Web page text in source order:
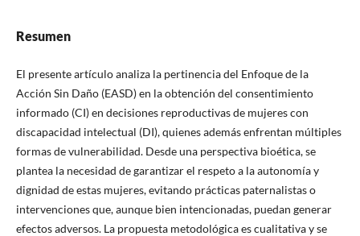
Resumen
El presente artículo analiza la pertinencia del Enfoque de la
Acción Sin Daño (EASD) en la obtención del consentimiento
informado (CI) en decisiones reproductivas de mujeres con
discapacidad intelectual (DI), quienes además enfrentan múltiples
formas de vulnerabilidad. Desde una perspectiva bioética, se
plantea la necesidad de garantizar el respeto a la autonomía y
dignidad de estas mujeres, evitando prácticas paternalistas o
intervenciones que, aunque bien intencionadas, puedan generar
efectos adversos. La propuesta metodológica es cualitativa y se